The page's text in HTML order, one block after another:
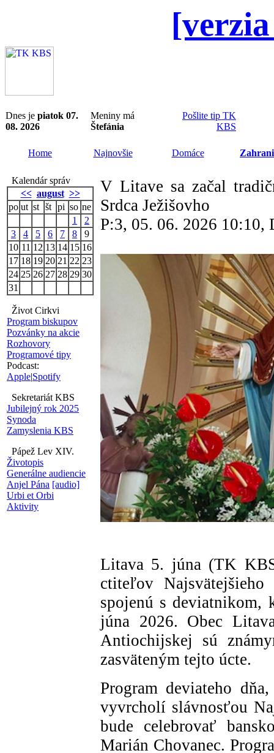
Dnes je piatok 07.
08. 2026
Meniny má
Štefánia
Pošlite tip TK
KBS
Home Najnovšie Domáce
Kalendár správ
<< august >>
po ut st št pi so ne
1
2
3
4 5 6 7 8
9
10 11 12 13 14 15 16
17 18 19 20 21 22 23
24 25 26 27 28 29 30
31
Život Cirkvi
Program biskupov
Pozvánky na akcie
Rozhovory
Programové tipy
Podcast:
Apple|Spotify
Sekretariát KBS
Jubilejný rok 2025
Synoda
Zamyslenia KBS
Pápež Lev XIV.
Životopis
Generálne audiencie
Anjel Pána [audio]
Urbi et Orbi
Aktivity
V Litave sa začal
Srdca Ježišovho
P:3, 05. 06. 2026 10:10,
Litava 5. júna (TK
ctiteľov
spojenú s deviatnikom,
júna 2026. Obec
Antiochijskej sú
zasväteným tejto úcte.
Program deviateho
vyvrcholí slávnosťou
bude celebrovať
Marián Chovanec.